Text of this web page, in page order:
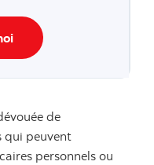
de
qui peuvent
personnels ou